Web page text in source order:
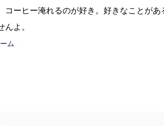
コーヒー淹れるのが好き。好きなことが
よ。
ム